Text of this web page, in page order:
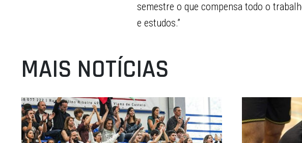
semestre o que compensa todo o
e estudos.”
MAIS NOTÍCIAS